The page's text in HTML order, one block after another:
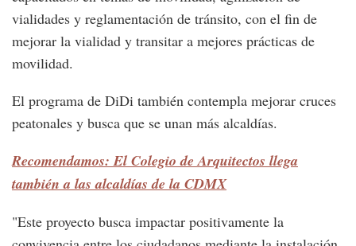
vialidades y reglamentación de tránsito, con el fin de
mejorar la vialidad y transitar a mejores prácticas de
movilidad.
El programa de DiDi también contempla mejorar cruces
peatonales y busca que se unan más alcaldías.
Recomendamos: El Colegio de Arquitectos llega
también a las alcaldías de la CDMX
"Este proyecto busca impactar positivamente la